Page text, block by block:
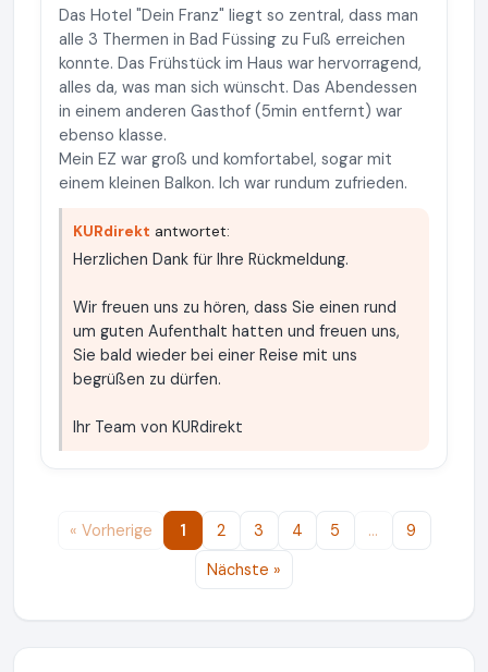
Das Hotel "Dein Franz" liegt so zentral, dass man
alle 3 Thermen in Bad Füssing zu Fuß erreichen
konnte. Das Frühstück im Haus war hervorragend,
alles da, was man sich wünscht. Das Abendessen
in einem anderen Gasthof (5min entfernt) war
ebenso klasse.
Mein EZ war groß und komfortabel, sogar mit
einem kleinen Balkon. Ich war rundum zufrieden.
KURdirekt antwortet:
Herzlichen Dank für Ihre Rückmeldung.
Wir freuen uns zu hören, dass Sie einen rund
um guten Aufenthalt hatten und freuen uns,
Sie bald wieder bei einer Reise mit uns
begrüßen zu dürfen.
Ihr Team von KURdirekt
« Vorherige 1 2 3 4 5 …
9
Nächste »